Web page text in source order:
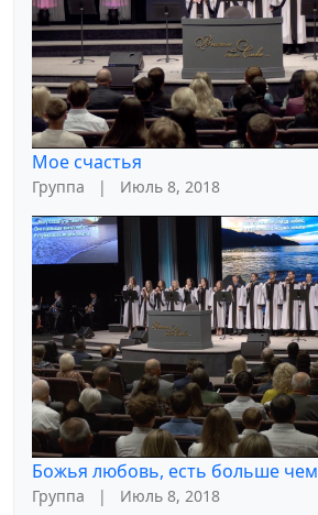
Мое счастья
Группа | Июль 8, 2018
Божья любовь, есть больше чем
Группа | Июль 8, 2018